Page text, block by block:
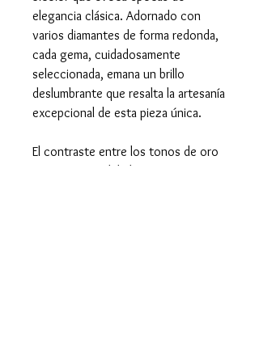
elegancia clásica. Adornado con
varios diamantes de forma redonda,
cada gema, cuidadosamente
seleccionada, emana un brillo
deslumbrante que resalta la artesanía
excepcional de esta pieza única.
El contraste entre los tonos de oro
aporta profundidad y carácter,